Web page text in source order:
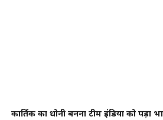
कार्तिक का धोनी बनना टीम इंडिया को पड़ा